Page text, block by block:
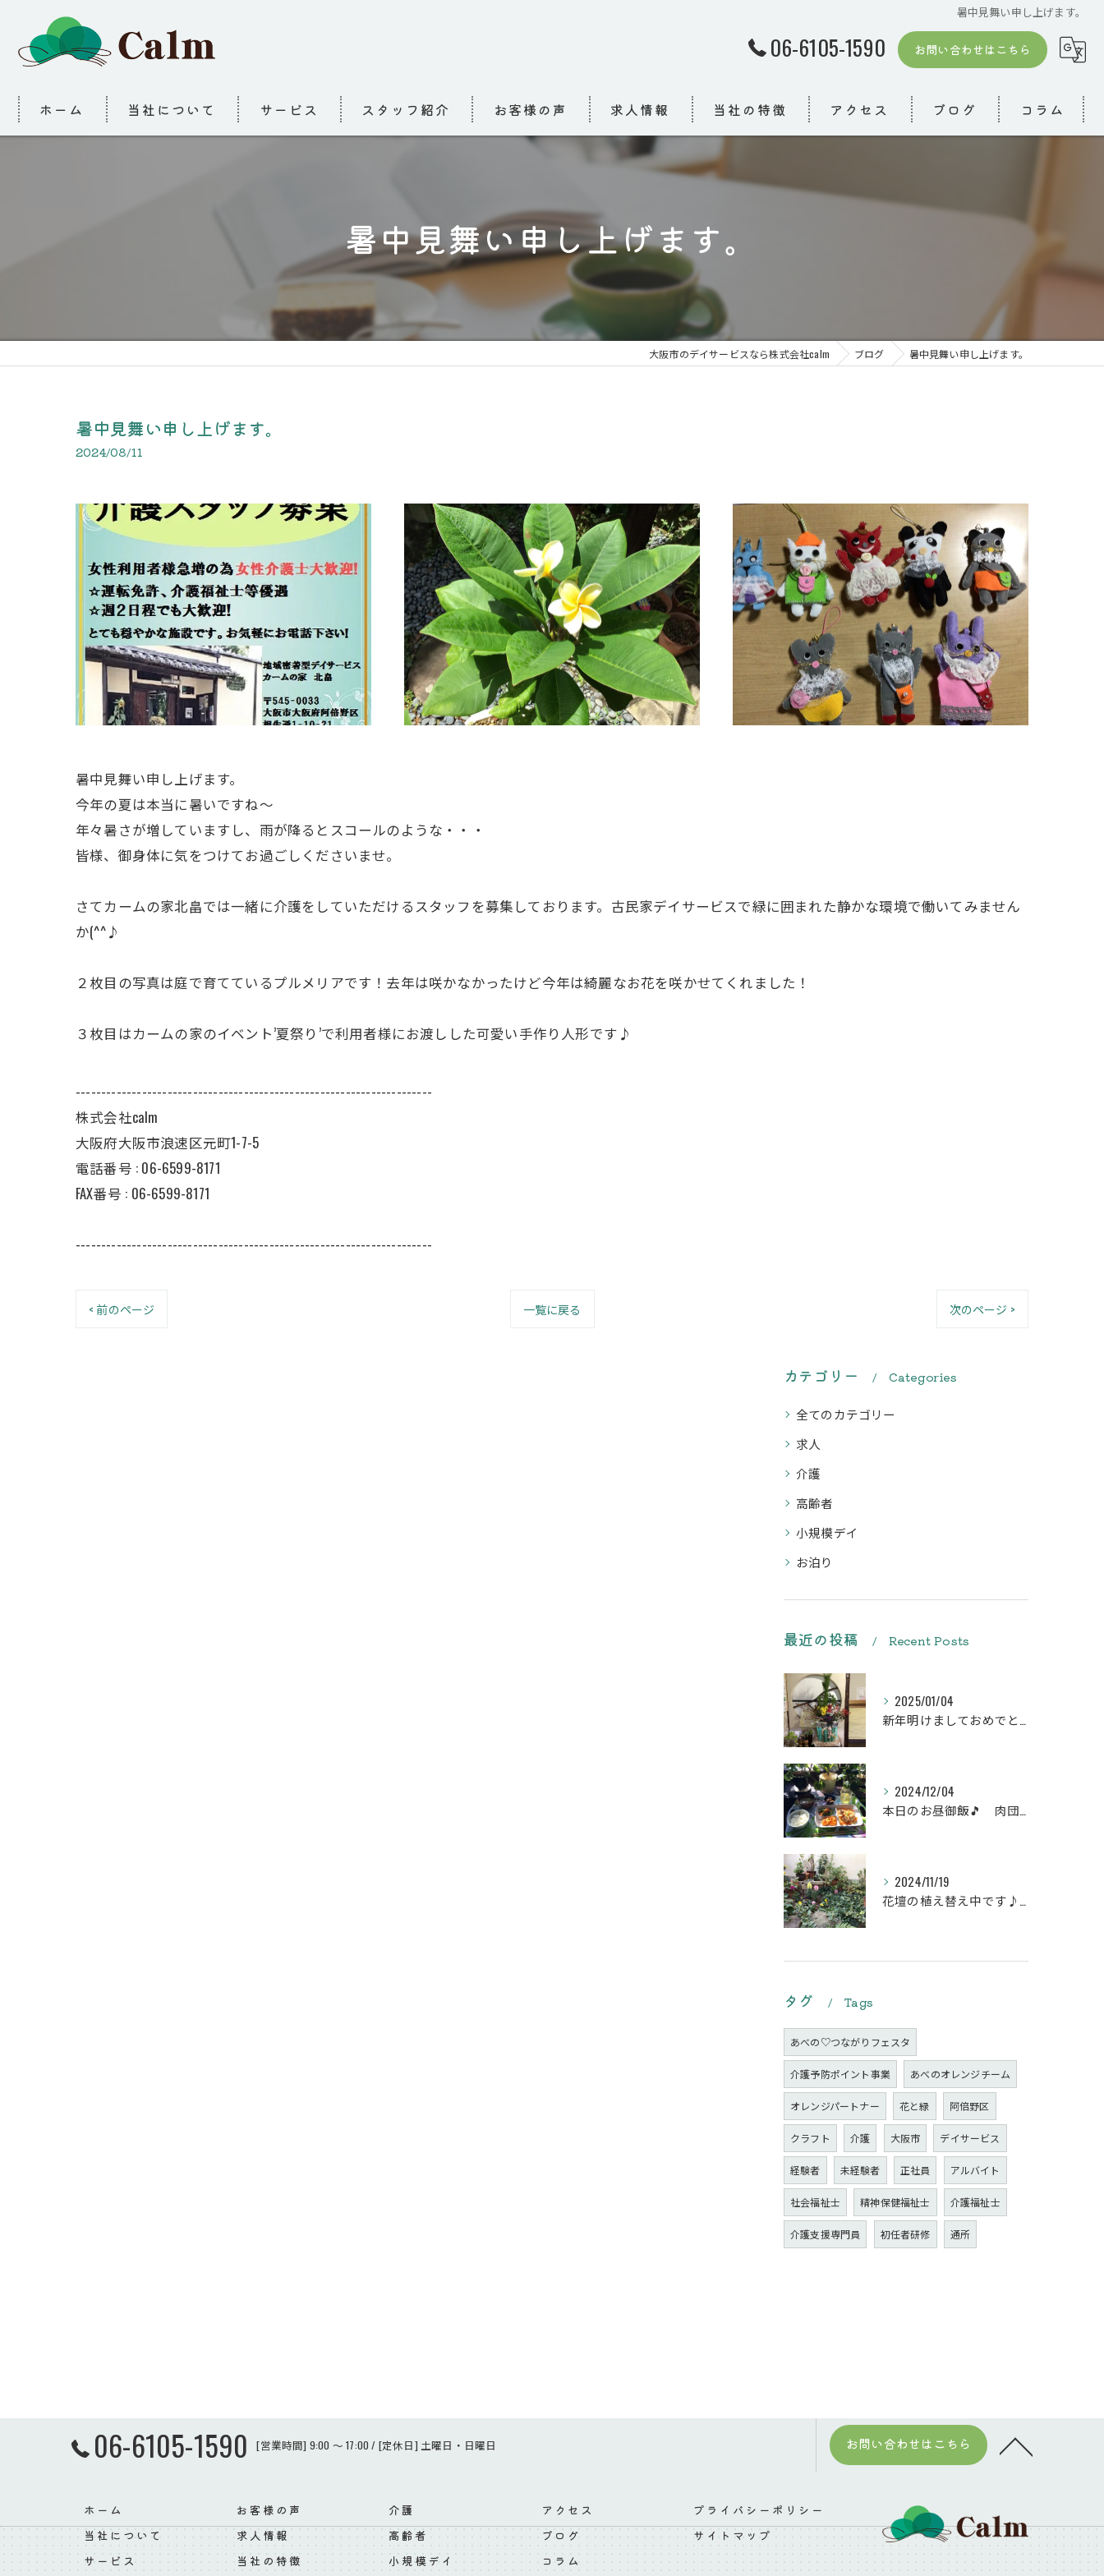
暑中見舞い申し上げます。
06-6105-1590 お問い合わせはこちら
ホーム 当社について サービス スタッフ紹介 お客様の声 求人情報 当社の特徴
求人
高齢者
小規模デイ
お泊り
アクセス ブログ コラム
暑中見舞い申し上げます。
大阪市のデイサービスなら株式会社calm ブログ 暑中見舞い申し上げます。
暑中見舞い申し上げます。
2024/08/11
暑中見舞い申し上げます。
今年の夏は本当に暑いですね～
年々暑さが増していますし、雨が降るとスコールのような・・・
皆様、御身体に気をつけてお過ごしくださいませ。
さてカームの家北畠では一緒に介護をしていただけるスタッフを募集しております。古民家デイサービスで緑に囲まれた静かな環境で働いてみません
か(^^♪
２枚目の写真は庭で育てているプルメリアです！去年は咲かなかったけど今年は綺麗なお花を咲かせてくれました！
３枚目はカームの家のイベント’夏祭り’で利用者様にお渡しした可愛い手作り人形です♪
----------------------------------------------------------------------
株式会社calm
大阪府大阪市浪速区元町1-7-5
電話番号 : 06-6599-8171
FAX番号 : 06-6599-8171
----------------------------------------------------------------------
< 前のページ 一覧に戻る 次のページ >
カテゴリー Categories
全てのカテゴリー
求人
介護
高齢者
小規模デイ
お泊り
最近の投稿 Recent Posts
2025/01/04
新年明けましておめでとうございます
2024/12/04
本日のお昼御飯🎵 肉団子和風旨煮等などです♪
2024/11/19
花壇の植え替え中です♪綺麗な緑の花壇になりますように。
タグ Tags
あべの♡つながりフェスタ
介護予防ポイント事業 あべのオレンジチーム
オレンジパートナー 花と緑 阿倍野区
クラフト 介護 大阪市 デイサービス
経験者 未経験者 正社員 アルバイト
社会福祉士 精神保健福祉士 介護福祉士
介護支援専門員 初任者研修 通所
06-6105-1590 [営業時間] 9:00 ～ 17:00 / [定休日] 土曜日・日曜日 お問い合わせはこちら
ホーム
当社について
サービス
お客様の声
求人情報
当社の特徴
介護
高齢者
小規模デイ
アクセス
ブログ
コラム
プライバシーポリシー
サイトマップ